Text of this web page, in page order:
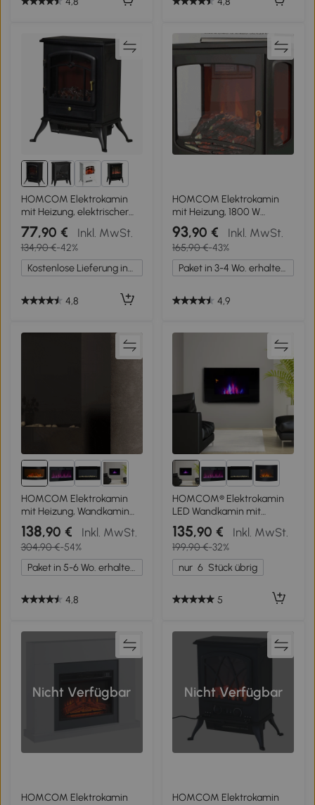
1+
HOMCOM Elektrokamin
mit Heizung, elektrischer
Kamin mit LED
Flammeneffekt,
1000/2000W Dekokamin,
elektrisch Kaminfeuer mit
Überhitzungs-Schutz
77,90 € Inkl. MwSt.
134,90 €-42%
Kostenlose Lieferung innerhalb Deutschlands
4,8
HOMCOM Elektrokamin
mit Heizung, 1800 W
elektrischer Kamin mit LED
Flammeneffekt
93,90 € Inkl. MwSt.
165,90 €-43%
Paket in 3-4 Wo. erhalten.
4,9
1+
HOMCOM Elektrokamin
mit Heizung, Wandkamin
mit LED Flammeneffekt, 7
Flammenfarben,
1000/2000 W, elektrischer
Kamin mit Timer,
Einstellbarer Thermostat,
Fernbedienung, Schwarz,
138,90 € Inkl. MwSt.
304,90 €-54%
Paket in 5-6 Wo. erhalten.
4,8
1+
HOMCOM® Elektrokamin
LED Wandkamin mit
Flammeneffekt
Fernbedienung
135,90 € Inkl. MwSt.
199,90 €-32%
nur 6 Stück übrig
5
Nicht Verfügbar
HOMCOM Elektrokamin
Nicht Verfügbar
HOMCOM Elektrokamin